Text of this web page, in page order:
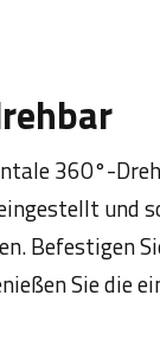
360°-
und
Befestigen
Sie die